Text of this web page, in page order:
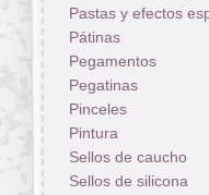
Pastas y efectos
Pátinas
Pegamentos
Pegatinas
Pinceles
Pintura
Sellos de caucho
Sellos de silicona